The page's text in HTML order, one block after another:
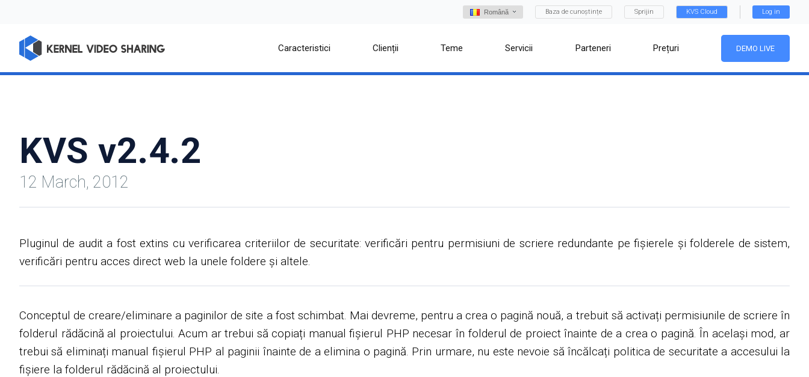
Română Baza de cunoștințe Sprijin KVS Cloud Log in
Caracteristici Clienții Teme Servicii Parteneri Prețuri DEMO LIVE
KVS v2.4.2
12 March, 2012
Pluginul de audit a fost extins cu verificarea criteriilor de securitate: verificări pentru permisiuni de scriere redundante pe fișierele și folderele de sistem,
verificări pentru acces direct web la unele foldere și altele.
Conceptul de creare/eliminare a paginilor de site a fost schimbat. Mai devreme, pentru a crea o pagină nouă, a trebuit să activați permisiunile de scriere în
folderul rădăcină al proiectului. Acum ar trebui să copiați manual fișierul PHP necesar în folderul de proiect înainte de a crea o pagină. În același mod, ar
trebui să eliminați manual fișierul PHP al paginii înainte de a elimina o pagină. Prin urmare, nu este nevoie să încălcați politica de securitate a accesului la
fișiere la folderul rădăcină al proiectului.